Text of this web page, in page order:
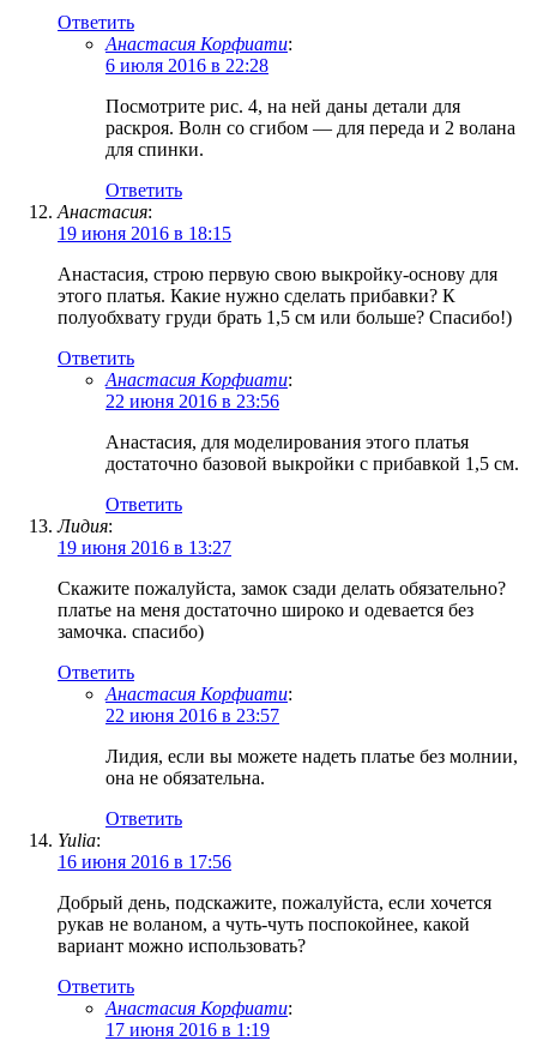
Ответить
Анастасия Корфиати:
6 июля 2016 в 22:28
Посмотрите рис. 4, на ней даны детали для
раскроя. Волн со сгибом — для переда и 2 волана
для спинки.
Ответить
Анастасия:
19 июня 2016 в 18:15
Анастасия, строю первую свою выкройку-основу для
этого платья. Какие нужно сделать прибавки? К
полуобхвату груди брать 1,5 см или больше? Спасибо!)
Ответить
Анастасия Корфиати:
22 июня 2016 в 23:56
Анастасия, для моделирования этого платья
достаточно базовой выкройки с прибавкой 1,5 см.
Ответить
Лидия:
19 июня 2016 в 13:27
Скажите пожалуйста, замок сзади делать обязательно?
платье на меня достаточно широко и одевается без
замочка. спасибо)
Ответить
Анастасия Корфиати:
22 июня 2016 в 23:57
Лидия, если вы можете надеть платье без молнии,
она не обязательна.
Ответить
Yulia:
16 июня 2016 в 17:56
Добрый день, подскажите, пожалуйста, если хочется
рукав не воланом, а чуть-чуть поспокойнее, какой
вариант можно использовать?
Ответить
Анастасия Корфиати:
17 июня 2016 в 1:19